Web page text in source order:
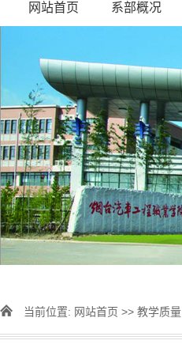
网站首页 系部概况
当前位置: 网站首页 >> 教学质量